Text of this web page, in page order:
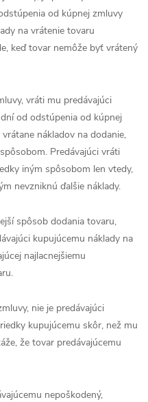
od kúpnej zmluvy
na vrátenie tovaru
keď tovar nemôže byť vrátený
vráti mu predávajúci
od odstúpenia od kúpnej
nákladov na dodanie,
Predávajúci vráti
iným spôsobom len vtedy,
nevzniknú ďalšie náklady.
spôsob dodania tovaru,
kupujúcemu náklady na
najlacnejšiemu
nie je predávajúci
kupujúcemu skôr, než mu
že tovar predávajúcemu
nepoškodený,